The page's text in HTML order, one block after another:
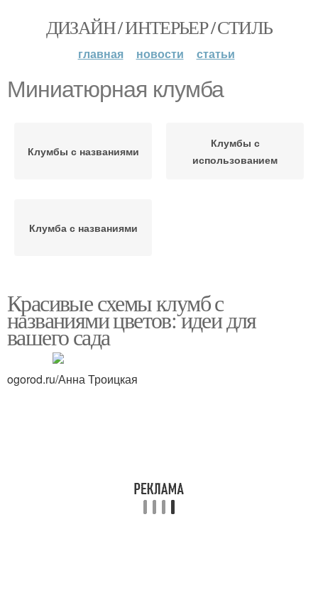
ДИЗАЙН / ИНТЕРЬЕР / СТИЛЬ
главная новости статьи
Миниатюрная клумба
Клумбы с названиями
Клумбы с
использованием
Клумба с названиями
Красивые схемы клумб с
названиями цветов: идеи для
вашего сада
ogorod.ru/Анна Троицкая